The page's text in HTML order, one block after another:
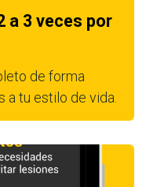
a 3 veces por
de forma
a tu estilo de vida.